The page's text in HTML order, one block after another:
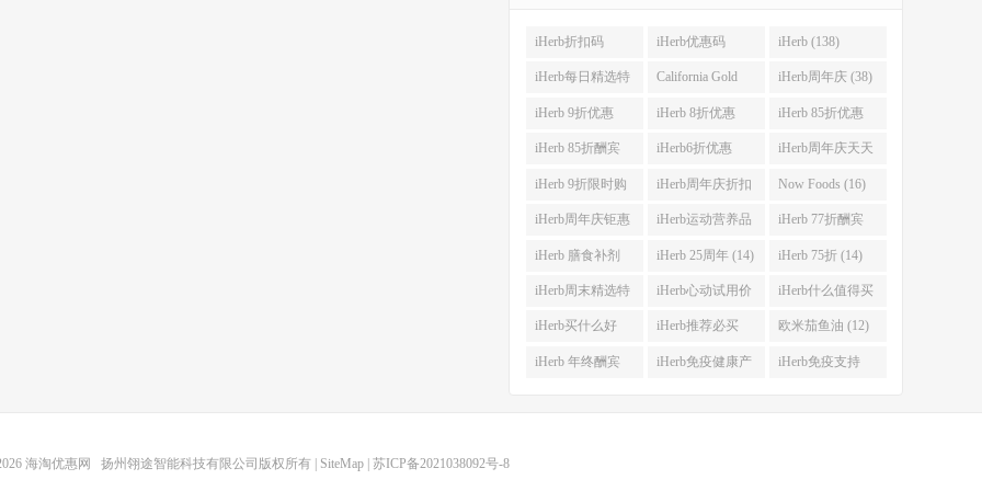
iHerb折扣码
(341)
iHerb优惠码
(282)
iHerb (138)
iHerb每日精选特
惠 (53)
California Gold
Nutrition(CGN)
(42)
iHerb周年庆 (38)
iHerb 9折优惠
(38)
iHerb 8折优惠
(37)
iHerb 85折优惠
(27)
iHerb 85折酬宾
(23)
iHerb6折优惠
(23)
iHerb周年庆天天
大酬宾 (22)
iHerb 9折限时购
(21)
iHerb周年庆折扣
码 (17)
Now Foods (16)
iHerb周年庆钜惠
(15)
iHerb运动营养品
(14)
iHerb 77折酬宾
(14)
iHerb 膳食补剂
(14)
iHerb 25周年 (14) iHerb 75折 (14)
iHerb周末精选特
惠 (13)
iHerb心动试用价
(13)
iHerb什么值得买
(12)
iHerb买什么好
(12)
iHerb推荐必买
(12)
欧米茄鱼油 (12)
iHerb 年终酬宾 iHerb免疫健康产 iHerb免疫支持
海淘优惠网 扬州翎途智能科技有限公司版权所有 | SiteMap| 苏ICP备2021038092号-8